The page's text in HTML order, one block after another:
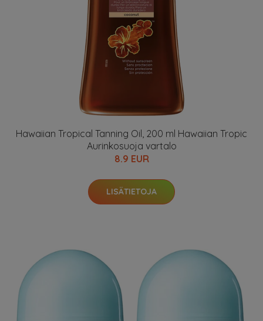
Hawaiian Tropical Tanning Oil, 200 ml Hawaiian Tropic
Aurinkosuoja vartalo
8.9 EUR
LISÄTIETOJA